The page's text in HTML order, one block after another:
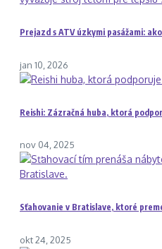
Prejazd s ATV úzkymi pasážami:
jan 10, 2026
Reishi: Zázračná huba, ktorá
nov 04, 2025
Sťahovanie v Bratislave, ktoré
okt 24, 2025